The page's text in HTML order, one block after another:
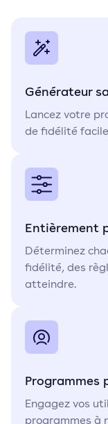
Générateur
Lancez votre
de fidélité
Entièrement
Déterminez
fidélité, des
atteindre.
Programmes
Engagez vos
programmes à